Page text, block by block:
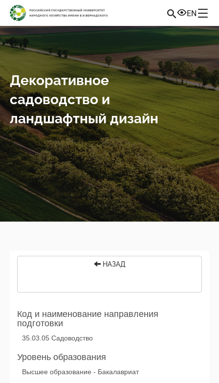
EN
Декоративное
садоводство и
ландшафтный дизайн
НАЗАД
Код и наименование направления
подготовки
35.03.05 Садоводство
Уровень образования
Высшее образование - Бакалавриат